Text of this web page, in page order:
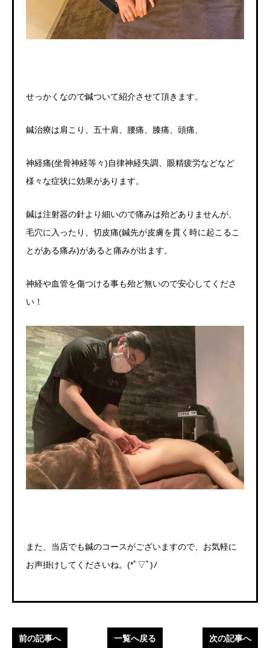
せっかくなので鍼ついて紹介させて頂きます。
鍼治療は肩こり、五十肩、腰痛、膝痛、頭痛、
神経痛(坐骨神経等々)自律神経失調、眼精疲労などなど
様々な症状に効果があります。
鍼は注射器の針より細いので痛みは殆どありませんが、
毛穴に入ったり、切皮痛(鍼先が皮膚を貫く時に起こるこ
とがある痛み)があると痛みが出ます。
神経や血管を傷つける事も殆ど無いので安心してくださ
い！
また、当店でも鍼のコースがございますので、お気軽に
お声掛けしてくださいね。(*ﾟ▽ﾟ)ﾉ
前の記事へ 一覧へ戻る 次の記事へ